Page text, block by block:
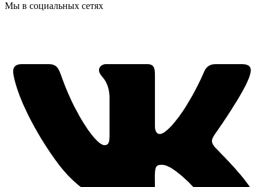
Мы в социальных сетях